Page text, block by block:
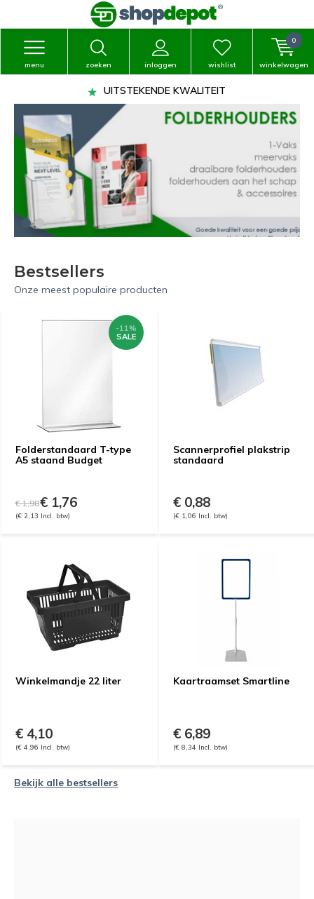
zoeken inloggen
menu wishlist winkelwagen
0
UITSTEKENDE KWALITEIT
Bestsellers
Onze meest populaire producten
Folderstandaard T-type
A5 staand Budget
-11%
SALE
€ 1,98€ 1,76
(€ 2,13 Incl. btw)
Scannerprofiel plakstrip
standaard
€ 0,88
(€ 1,06 Incl. btw)
Winkelmandje 22 liter
€ 4,10
(€ 4,96 Incl. btw)
Kaartraamset Smartline
€ 6,89
(€ 8,34 Incl. btw)
Bekijk alle bestsellers